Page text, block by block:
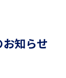
お知らせ